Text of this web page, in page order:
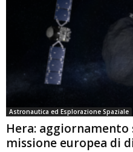
Astronautica ed Esplorazione Spaziale
Hera:
missione europea di